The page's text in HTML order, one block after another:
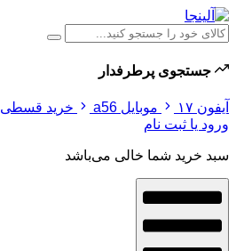
جستجوی پرطرفدار
آیفون ۱۷ موبایل a56
خرید قسطی
ورود یا ثبت نام
سبد خرید شما خالی می‌باشد